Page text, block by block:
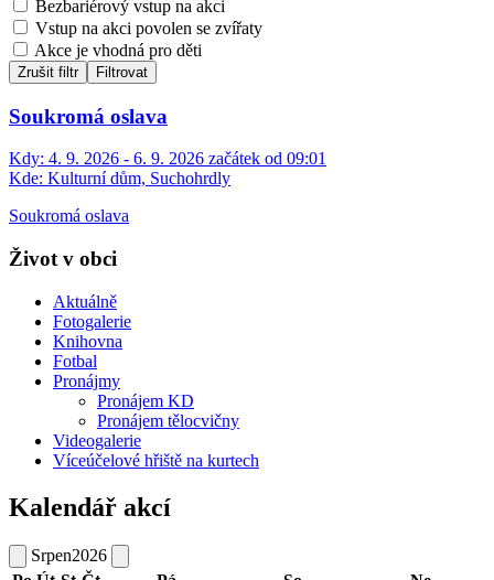
Bezbariérový vstup na akci
Vstup na akci povolen se zvířaty
Akce je vhodná pro děti
Zrušit filtr Filtrovat
Soukromá oslava
Kdy: 4. 9. 2026 - 6. 9. 2026 začátek od 09:01
Kde: Kulturní dům, Suchohrdly
Soukromá oslava
Život v obci
Aktuálně
Fotogalerie
Knihovna
Fotbal
Pronájmy
Pronájem KD
Pronájem tělocvičny
Videogalerie
Víceúčelové hřiště na kurtech
Kalendář akcí
Srpen2026